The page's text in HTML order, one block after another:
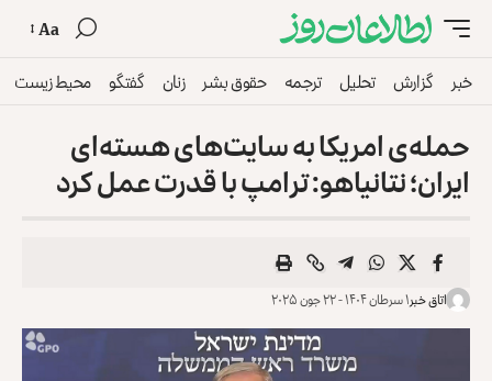
Aa
خبر گزارش تحلیل ترجمه حقوق بشر زنان گفتگو محیط زیست
حمله‌ی امریکا به سایت‌های هسته‌ای
ایران؛ نتانیاهو: ترامپ با قدرت عمل کرد
اتاق خبر۱ سرطان ۱۴۰۴ - ۲۲ جون ۲۰۲۵